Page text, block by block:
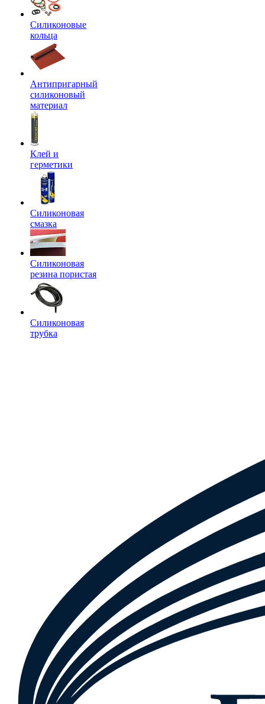
Силиконовые
кольца
Антипригарный
силиконовый
материал
Клей и
герметики
Силиконовая
смазка
Силиконовая
резина пористая
Силиконовая
трубка